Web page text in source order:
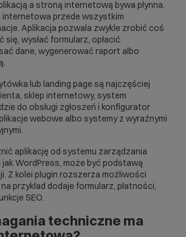
a stroną internetową bywa płynna.
internetowa przede wszystkim
Aplikacja pozwala zwykle zrobić coś
wysłać formularz, opłacić
dane, wygenerować raport albo
lub landing page są najczęściej
sklep internetowy, system
do obsługi zgłoszeń i konfigurator
webowe albo systemy z wyraźnymi
aplikację od systemu zarządzania
jak WordPress, może być podstawą
Z kolei plugin rozszerza możliwości
przykład dodaje formularz, płatności,
SEO.
techniczne ma